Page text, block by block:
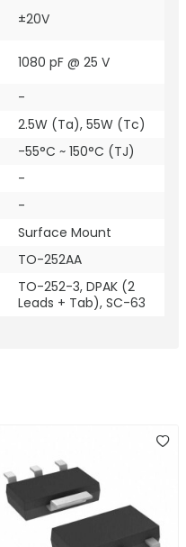
±20V
1080 pF @ 25 V
-
2.5W (Ta), 55W (Tc)
-55°C ~ 150°C (TJ)
-
-
Surface Mount
TO-252AA
TO-252-3, DPAK (2
Leads + Tab), SC-63